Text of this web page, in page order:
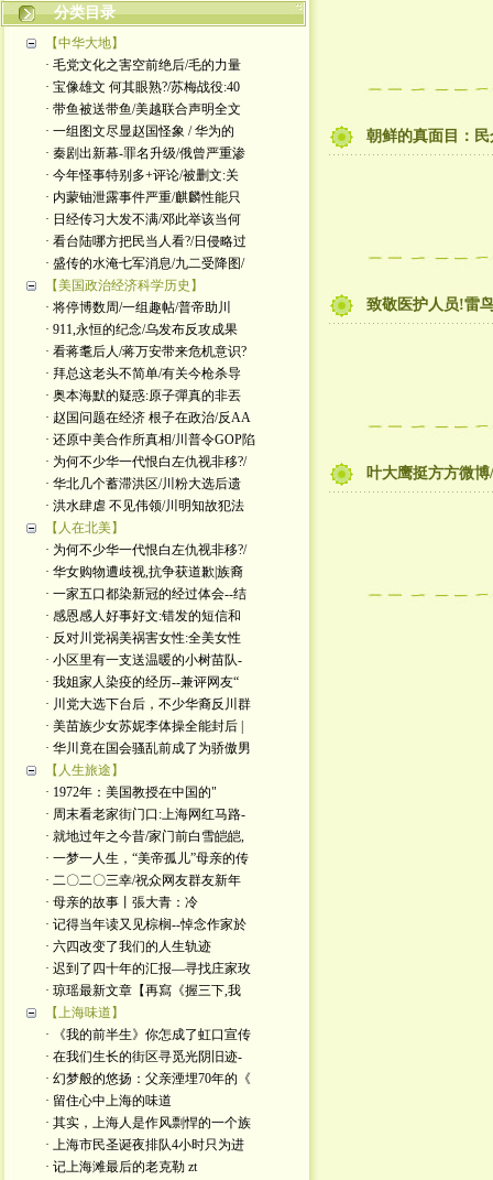
分类目录
【中华大地】
· 毛党文化之害空前绝后/毛的力量
· 宝像雄文 何其眼熟?/苏梅战役:40
· 带鱼被送带鱼/美越联合声明全文
· 一组图文尽显赵国怪象 / 华为的
· 秦剧出新幕-罪名升级/俄曾严重渗
· 今年怪事特别多+评论/被删文:关
· 内蒙铀泄露事件严重/麒麟性能只
· 日经传习大发不满/邓此举该当何
· 看台陆哪方把民当人看?/日侵略过
· 盛传的水淹七军消息/九二受降图/
【美国政治经济科学历史】
· 将停博数周/一组趣帖/普帝助川
· 911,永恒的纪念/乌发布反攻成果
· 看蒋耄后人/蒋万安带来危机意识?
· 拜总这老头不简单/有关今枪杀导
· 奥本海默的疑惑:原子彈真的非丟
· 赵国问题在经济 根子在政治/反AA
· 还原中美合作所真相/川普令GOP陷
· 为何不少华一代恨白左仇视非移?/
· 华北几个蓄滞洪区/川粉大选后遗
· 洪水肆虐 不见伟领/川明知故犯法
【人在北美】
· 为何不少华一代恨白左仇视非移?/
· 华女购物遭歧视,抗争获道歉|族裔
· 一家五口都染新冠的经过体会--结
· 感恩感人好事好文:错发的短信和
· 反对川党祸美祸害女性:全美女性
· 小区里有一支送温暖的小树苗队-
· 我姐家人染疫的经历--兼评网友“
· 川党大选下台后，不少华裔反川群
· 美苗族少女苏妮李体操全能封后 |
· 华川竟在国会骚乱前成了为骄傲男
【人生旅途】
· 1972年：美国教授在中国的"
· 周末看老家街门口:上海网红马路-
· 就地过年之今昔/家门前白雪皑皑,
· 一梦一人生，“美帝孤儿”母亲的传
· 二〇二〇三幸/祝众网友群友新年
· 母亲的故事丨張大青：​冷
· 记得当年读又见棕榈--悼念作家於
· 六四改变了我们的人生轨迹
· 迟到了四十年的汇报—寻找庄家玫
· 琼瑶最新文章【再寫《握三下,我
【上海味道】
· 《我的前半生》你怎成了虹口宣传
· 在我们生长的街区寻觅光阴旧迹-
· 幻梦般的悠扬：父亲湮埋70年的《
· 留住心中上海的味道
· 其实，上海人是作风剽悍的一个族
· 上海市民圣诞夜排队4小时只为进
· 记上海滩最后的老克勒 zt
朝鲜的真面目：
致敬医护人员!雷
叶大鹰挺方方微